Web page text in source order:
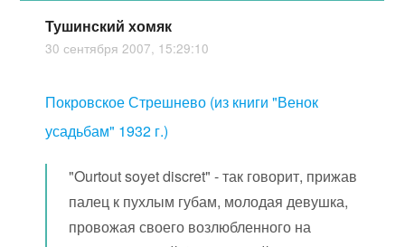
Тушинский хомяк
30 сентября 2007, 15:29:10
Покровское Стрешнево (из книги "Венок
усадьбам" 1932 г.)
"Ourtout soyet discret" - так говорит, прижав
палец к пухлым губам, молодая девушка,
провожая своего возлюбленного на